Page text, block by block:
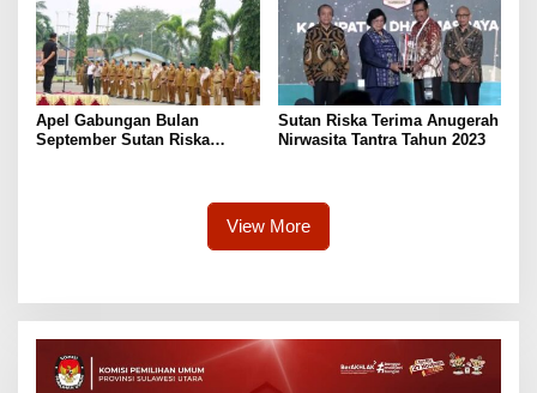
Apel Gabungan Bulan
September Sutan Riska
Sutan Riska Terima Anugerah
Nirwasita Tantra Tahun 2023
View More